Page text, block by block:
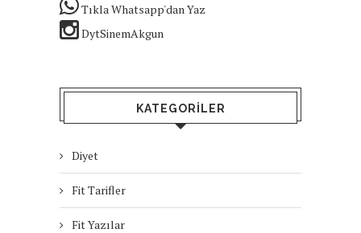
Tıkla Whatsapp'dan Yaz
DytSinemAkgun
KATEGORILER
Diyet
Fit Tarifler
Fit Yazılar